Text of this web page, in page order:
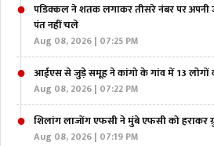
पडिक्कल ने शतक लगाकर तीसरे नंबर पर
पंत नहीं चले
Aug 08, 2026 | 07:25 PM
आईएस से जुड़े समूह ने कांगो के गांव में 13 लोगों
Aug 08, 2026 | 07:22 PM
शिलांग लाजोंग एफसी ने मुंबे एफसी को हराकर
Aug 08, 2026 | 07:19 PM